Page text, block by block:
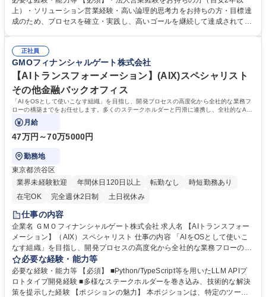
細】社会インフラの一部を担うキャッシュレス決済のプラットフォーマー
として、決済事業者（銀行系、カード会社）やポイント系事業者と協業し
ン営業担当者を募集いたします。 【入社後】OJTを設定し、実践の中で知
識習得をしていただきます。 募集職種 未経験歓迎【ソリューション営業/
GMOグループ】急成長FinTech/在宅勤務可
上）・ソリューション営業経験・高い論理的思考力をお持ちの方・目標達
成のため、プロセスを確立・実践し、高いゴールを継続して達成されてい
『stera』をリリース。大手カード会社とのアライアンス×キャッシュレス
市場成長性により飛躍的に成長している。日本のキャッシュレス決済比率
は39.3%(2023年度).日本政府はこ2025年までに40%程度を目指す政策を
打ち出していることも追い風の一つ。 学歴・資格 学歴：大学院 大学 語学
力： 資格：
正社員
GMOフィナンシャルゲート株式会社
【AIトランスフォーメーション】(AIX)スペシャリスト
その他金融バックオフィス
「AIをOSとして使いこなす組織」を目指し、開発プロセスの高度化から全社的な業務フ
ローの構築までをお任せします。多くのステークホルダーと円滑に連携し、全社的なAI
トランスフォーメーションを推進いただきます
月給
47万円～70万5000円
勤務地
東京都渋谷区
業界未経験歓迎
年間休日120日以上 転勤なし
時短勤務あり
在宅OK
完全週休2日制 土日祝休み
仕事の内容
企業名 ＧＭＯフィナンシャルゲート株式会社 求人名 【AIトランスフォー
メーション】（AIX）スペシャリスト 仕事の内容 「AIをOSとして使いこ
なす組織」を目指し、開発プロセスの高度化から全社的な業務フローの構
築までをお任せします。多くのステークホルダーと円滑に連携し、全社的
なAIトランスフォーメーションを推進いただきます ■開発プロセスのAI適
用：GitHub CopilotやCursor等の導入・定着支援、および独自のコード生
成基盤の構築/AIによるテスト自動化、コードレビュー支援の仕組みづくり
必要な経験・能力等
必要な経験・能力等 【必須】 ■Python/TypeScript等を用いたLLM APIプ
ロトタイプ開発経験 ■多様なステークホルダーを巻き込み、技術的な解決
策を提示した経験 【ポジションの魅力】 本ポジションは、特定のツール